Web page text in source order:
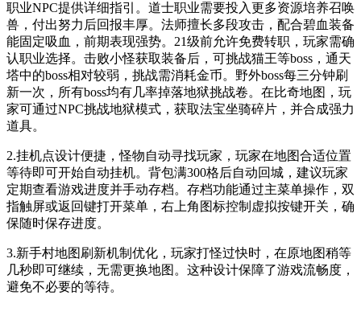
职业NPC提供详细指引。道士职业需要投入更多资源培养召唤
兽，付出努力后回报丰厚。法师擅长多段攻击，配合碧血装备
能固定吸血，前期表现强势。21级前允许免费转职，玩家需确
认职业选择。击败小怪获取装备后，可挑战猫王等boss，通天
塔中的boss相对较弱，挑战需消耗金币。野外boss每三分钟刷
新一次，所有boss均有几率掉落地狱挑战卷。在比奇地图，玩
家可通过NPC挑战地狱模式，获取法宝坐骑碎片，并合成强力
道具。
2.挂机点设计便捷，怪物自动寻找玩家，玩家在地图合适位置
等待即可开始自动挂机。背包满300格后自动回城，建议玩家
定期查看游戏进度并手动存档。存档功能通过主菜单操作，双
指触屏或返回键打开菜单，右上角图标控制虚拟按键开关，确
保随时保存进度。
3.新手村地图刷新机制优化，玩家打怪过快时，在原地图稍等
几秒即可继续，无需更换地图。这种设计保障了游戏流畅度，
避免不必要的等待。